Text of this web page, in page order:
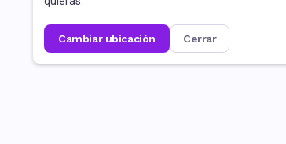
cambiar ubicación cerrar